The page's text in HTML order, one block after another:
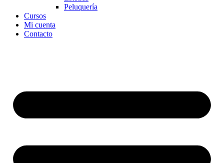
Peluquería
Cursos
Mi cuenta
Contacto